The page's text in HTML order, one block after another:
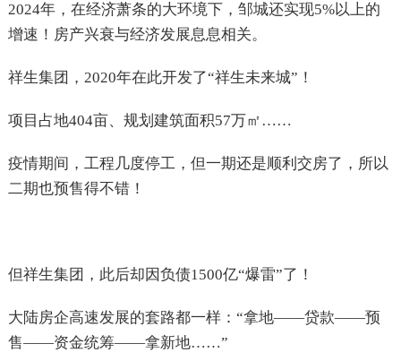
2024年，在经济萧条的大环境下，邹城还实现5%以上的
增速！房产兴衰与经济发展息息相关。
祥生集团，2020年在此开发了“祥生未来城”！
项目占地404亩、规划建筑面积57万㎡……
疫情期间，工程几度停工，但一期还是顺利交房了，所以
二期也预售得不错！
但祥生集团，此后却因负债1500亿“爆雷”了！
大陆房企高速发展的套路都一样：“拿地——贷款——预
售——资金统筹——拿新地……”